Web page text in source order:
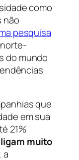
como
não
pesquisa
do mundo
que
em sua
21%
muito
a